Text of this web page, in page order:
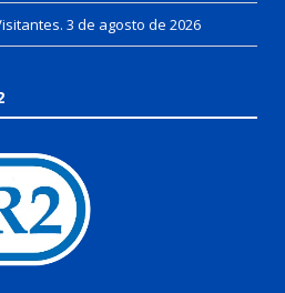
3 de agosto de 2026